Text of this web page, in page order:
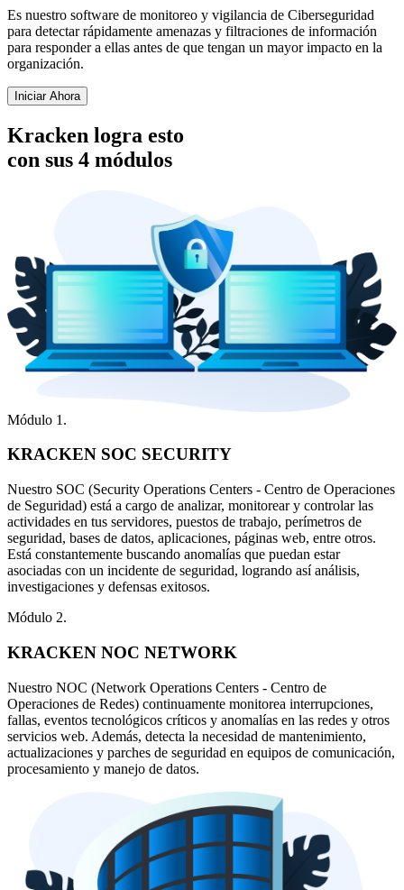
Es nuestro software de monitoreo y vigilancia de Ciberseguridad
para detectar rápidamente amenazas y filtraciones de información
para responder a ellas antes de que tengan un mayor impacto en la
organización.
Iniciar Ahora
Kracken logra esto
con sus 4 módulos
Módulo 1.
KRACKEN SOC SECURITY
Nuestro SOC (Security Operations Centers - Centro de Operaciones
de Seguridad) está a cargo de analizar, monitorear y controlar las
actividades en tus servidores, puestos de trabajo, perímetros de
seguridad, bases de datos, aplicaciones, páginas web, entre otros.
Está constantemente buscando anomalías que puedan estar
asociadas con un incidente de seguridad, logrando así análisis,
investigaciones y defensas exitosos.
Módulo 2.
KRACKEN NOC NETWORK
Nuestro NOC (Network Operations Centers - Centro de
Operaciones de Redes) continuamente monitorea interrupciones,
fallas, eventos tecnológicos críticos y anomalías en las redes y otros
servicios web. Además, detecta la necesidad de mantenimiento,
actualizaciones y parches de seguridad en equipos de comunicación,
procesamiento y manejo de datos.